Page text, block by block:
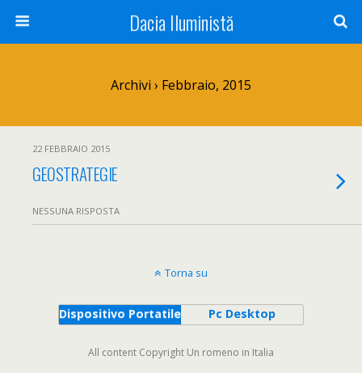
Dacia Iluministă
Archivi › Febbraio, 2015
22 FEBBRAIO 2015
GEOSTRATEGIE
NESSUNA RISPOSTA
Torna su
Dispositivo Portatile Pc Desktop
All content Copyright Un romeno in Italia